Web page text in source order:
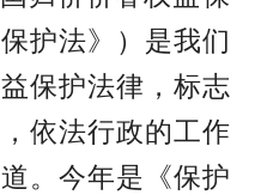
护法》）是我们
保护法律，标志
依法行政的工作
。今年是《保护